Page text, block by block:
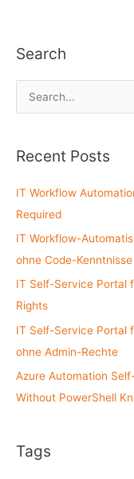
Search
e
r
h
f
o
r
:
Recent Posts
IT Workflow
Required
IT Workflow-
ohne Code-Kenntnisse
IT Self-Service Portal
Rights
IT Self-Service Portal
ohne Admin-Rechte
Azure Automation
Without PowerShell
Tags